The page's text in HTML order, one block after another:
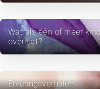
Wat als één of meer
overlijdt?
Ervaringsverhalen